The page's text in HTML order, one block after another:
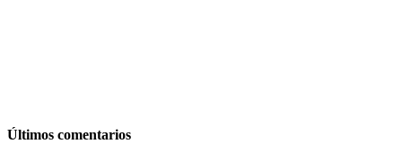
Últimos comentarios